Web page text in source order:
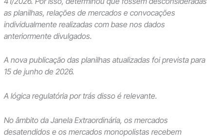
as planilhas, relações de mercados e convocações
individualmente realizadas com base nos dados
anteriormente divulgados.
A nova publicação das planilhas atualizadas foi prevista para
15 de junho de 2026.
A lógica regulatória por trás disso é relevante.
No âmbito da Janela Extraordinária, os mercados
desatendidos e os mercados monopolistas recebem